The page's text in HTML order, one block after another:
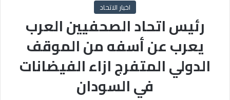
اخبار الاتحاد
رئيس اتحاد الصحفيين العرب
يعرب عن أسفه من الموقف
الدولي المتفرج ازاء الفيضانات
في السودان